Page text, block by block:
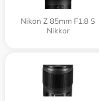
Nikon Z 85mm F1.8 S
Nikkor